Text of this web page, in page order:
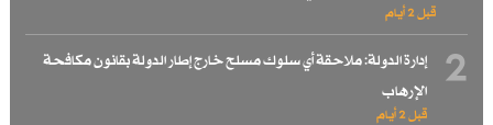
قبل 2 أيام
2
إدارة الدولة: ملاحقة أي سلوك مسلح خارج إطار الدولة بقانون مكافحة
الإرهاب
قبل 2 أيام